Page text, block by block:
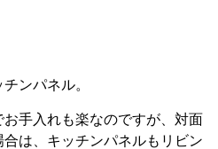
ンパネル。
手入れも楽なのですが、対面
は、キッチンパネルもリビン